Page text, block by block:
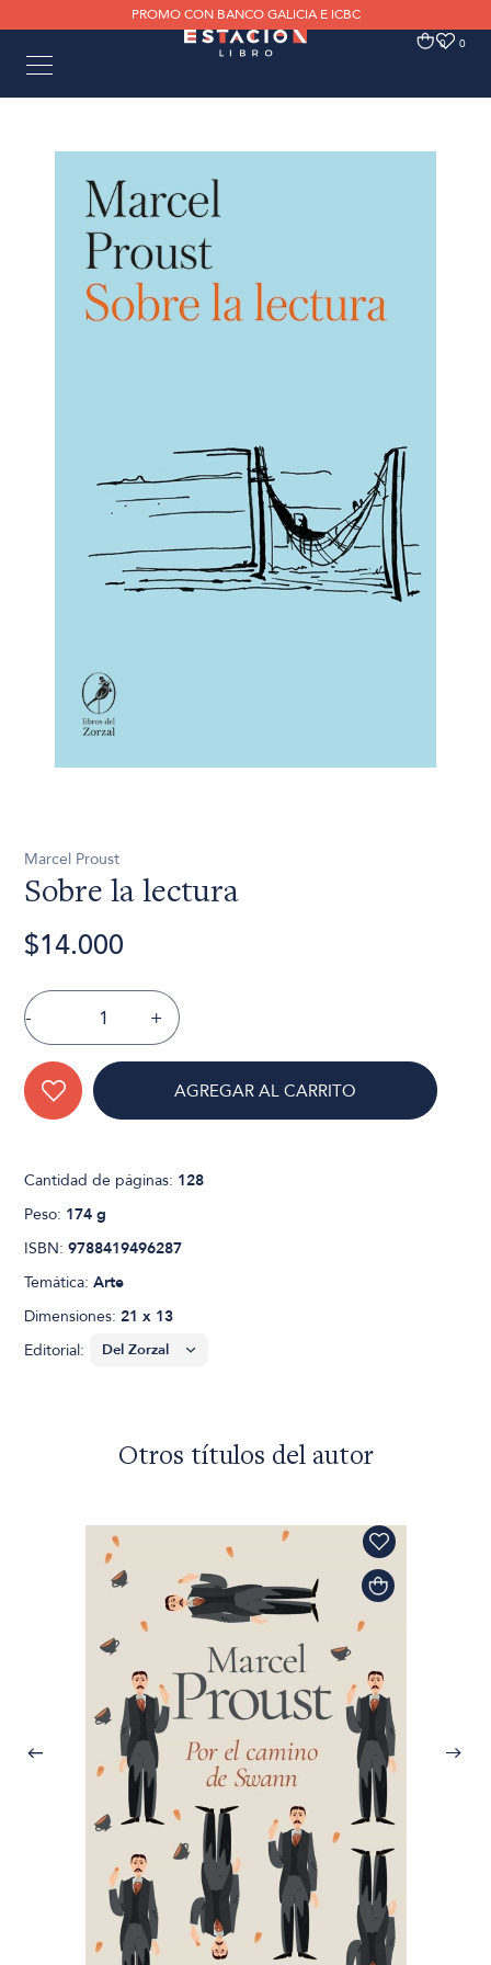
PROMO CON BANCO GALICIA E ICBC
0 0
Marcel Proust
Sobre la lectura
$14.000
- +
AGREGAR AL CARRITO
Cantidad de páginas: 128
Peso: 174 g
ISBN:9788419496287
Temática:Arte
Dimensiones:21 x 13
Editorial:
Otros títulos del autor